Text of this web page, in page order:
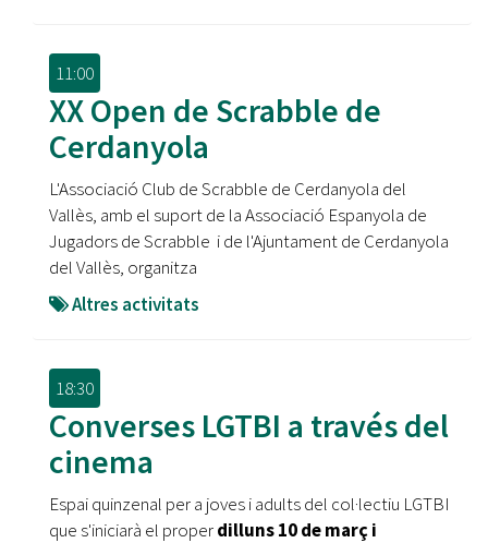
11:00
XX Open de Scrabble de
Cerdanyola
L'Associació Club de Scrabble de Cerdanyola del
Vallès, amb el suport de la Associació Espanyola de
Jugadors de Scrabble i de l'Ajuntament de Cerdanyola
del Vallès, organitza
Altres activitats
18:30
Converses LGTBI a través del
cinema
Espai quinzenal per a joves i adults del col·lectiu LGTBI
que s'iniciarà el properdilluns 10 de març i